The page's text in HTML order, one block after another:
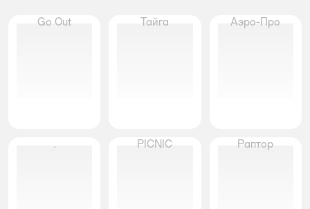
Go Out Тайга Аэро-Про
. PICNIC Раптор